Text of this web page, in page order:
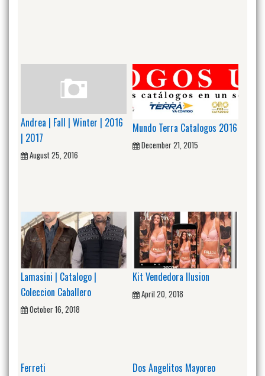
Andrea | Fall | Winter | 2016
| 2017
August 25, 2016
Mundo Terra Catalogos 2016
December 21, 2015
Lamasini | Catalogo |
Coleccion Caballero
October 16, 2018
Kit Vendedora Ilusion
April 20, 2018
Ferreti Dos Angelitos Mayoreo